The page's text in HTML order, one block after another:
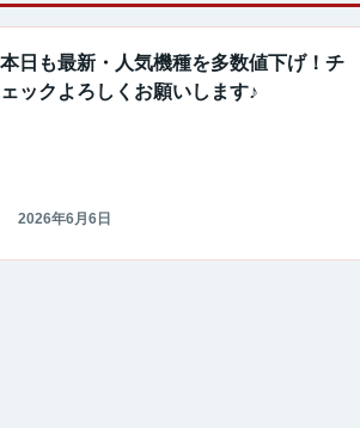
本日も最新・人気機種を多数値下げ！チ
ェックよろしくお願いします♪
2026年6月6日